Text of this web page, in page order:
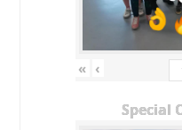
« ‹
Special